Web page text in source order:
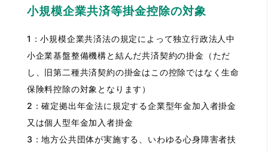
小規模企業共済等掛金控除の対象
1：小規模企業共済法の規定によって独立行政法人中
小企業基盤整備機構と結んだ共済契約の掛金（ただ
し、旧第二種共済契約の掛金はこの控除ではなく生命
保険料控除の対象となります）
2：確定拠出年金法に規定する企業型年金加入者掛金
又は個人型年金加入者掛金
3：地方公共団体が実施する、いわゆる心身障害者扶